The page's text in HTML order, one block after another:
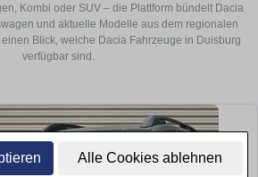
Alle Cookies ablehnen
Kombi oder SUV – die Plattform bündelt Dacia
und aktuelle Modelle aus dem regionalen
Blick, welche Dacia Fahrzeuge in Duisburg
verfügbar sind.